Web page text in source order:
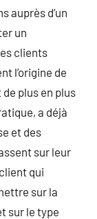
auprès d’un
un
clients
l’origine de
plus en plus
a déjà
et des
sur leur
qui
sur la
sur le type